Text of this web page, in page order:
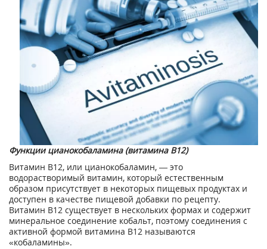
Функции цианокобаламина (витамина В12)
Витамин В12, или цианокобаламин, — это
водорастворимый витамин, который естественным
образом присутствует в некоторых пищевых продуктах и
доступен в качестве пищевой добавки по рецепту.
Витамин B12 существует в нескольких формах и содержит
минеральное соединение кобальт, поэтому соединения с
активной формой витамина В12 называются
«кобаламины».